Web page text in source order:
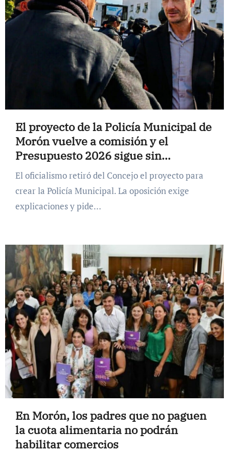
El proyecto de la Policía Municipal de
Morón vuelve a comisión y el
Presupuesto 2026 sigue sin
tratamiento
El oficialismo retiró del Concejo el proyecto para
crear la Policía Municipal. La oposición exige
explicaciones y pide…
En Morón, los padres que no paguen
la cuota alimentaria no podrán
habilitar comercios